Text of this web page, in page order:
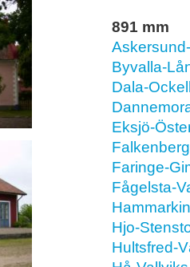
891 mm
Byvalla-
Dala-
Eksjö-
Faringe-
Fågelsta-
Hjo-
Hultsfred-